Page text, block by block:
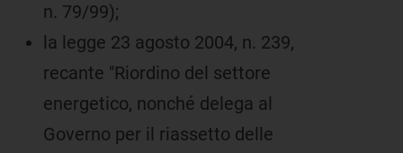
n. 79/99);
la legge 23 agosto 2004, n. 239,
recante "Riordino del settore
energetico, nonché delega al
Governo per il riassetto delle